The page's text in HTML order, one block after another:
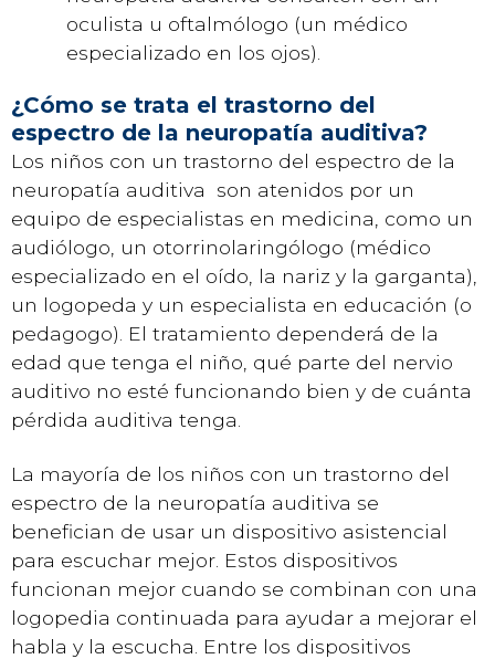
oculista u oftalmólogo (un médico
especializado en los ojos).
¿Cómo se trata el trastorno del
espectro de la neuropatía auditiva?
Los niños con un trastorno del espectro de la
neuropatía auditiva son atenidos por un
equipo de especialistas en medicina, como un
audiólogo, un otorrinolaringólogo (médico
especializado en el oído, la nariz y la garganta),
un logopeda y un especialista en educación (o
pedagogo). El tratamiento dependerá de la
edad que tenga el niño, qué parte del nervio
auditivo no esté funcionando bien y de cuánta
pérdida auditiva tenga.
La mayoría de los niños con un trastorno del
espectro de la neuropatía auditiva se
benefician de usar un dispositivo asistencial
para escuchar mejor. Estos dispositivos
funcionan mejor cuando se combinan con una
logopedia continuada para ayudar a mejorar el
habla y la escucha. Entre los dispositivos